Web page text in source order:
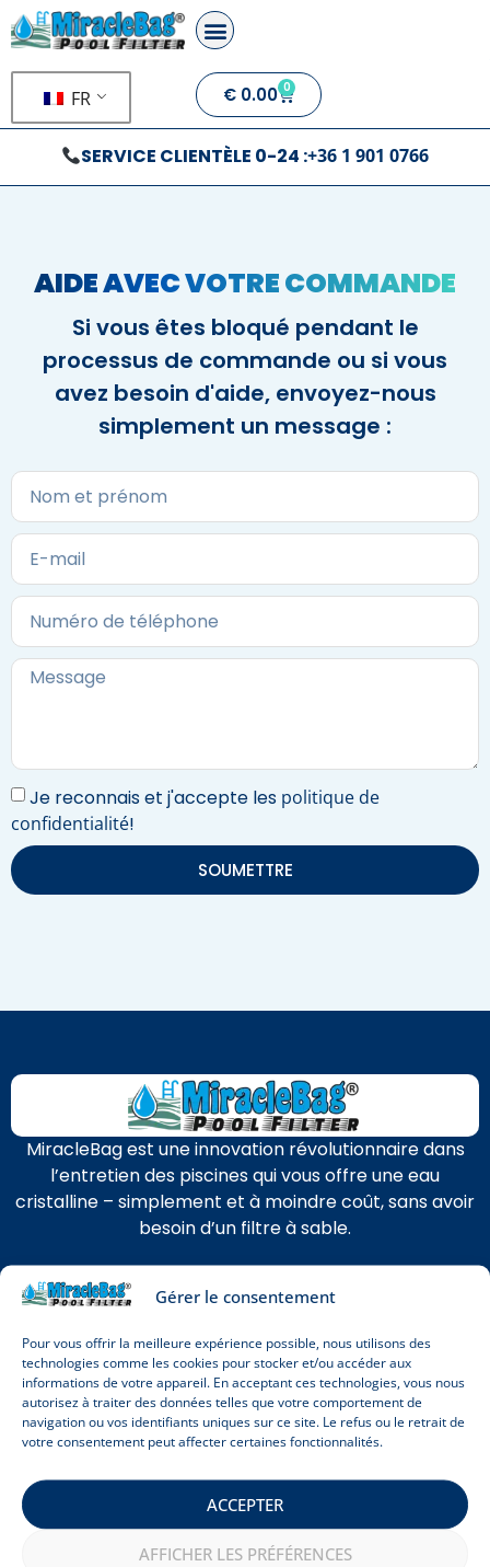
Gérer le consentement
Pour vous offrir la meilleure expérience possible, nous utilisons des
technologies comme les cookies pour stocker et/ou accéder aux
informations de votre appareil. En acceptant ces technologies, vous nous
autorisez à traiter des données telles que votre comportement de
navigation ou vos identifiants uniques sur ce site. Le refus ou le retrait de
votre consentement peut affecter certaines fonctionnalités.
ACCEPTER
AFFICHER LES PRÉFÉRENCES
FR € 0.00 0
SERVICE CLIENTÈLE 0-24 :+36 1 901 0766
AIDE AVEC VOTRE COMMANDE
Si vous êtes bloqué pendant le
processus de commande ou si vous
avez besoin d'aide, envoyez-nous
simplement un message :
Je reconnais et j'accepte les politique de
confidentialité!
SOUMETTRE
MiracleBag est une innovation révolutionnaire dans
l’entretien des piscines qui vous offre une eau
cristalline – simplement et à moindre coût, sans avoir
besoin d’un filtre à sable.
Janos Strausz
Fondateur et propriétaire
Service client 0-24
+36 1 901 0766